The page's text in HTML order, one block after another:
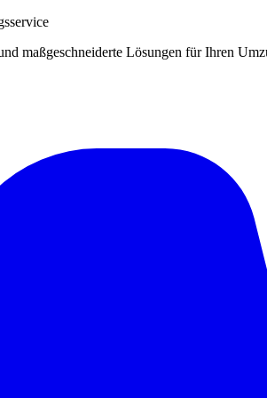
maßgeschneiderte Lösungen für Ihren